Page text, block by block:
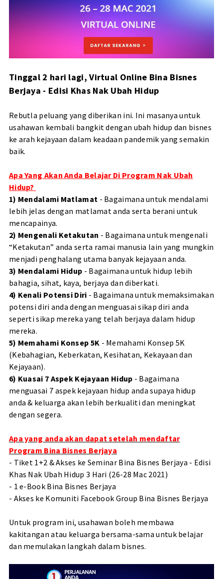
Tinggal 2 hari lagi, Virtual Online Bina Bisnes
Berjaya - Edisi Khas Nak Ubah Hidup
Rebutla peluang yang diberikan ini. Ini masanya untuk
usahawan kembali bangkit dengan ubah hidup dan bisnes
ke arah kejayaan dalam keadaan pandemik yang semakin
baik.
Apa Yang Akan Anda Belajar Di Program Nak Ubah
Hidup?
1) Mendalami Matlamat - Bagaimana untuk mendalami
lebih jelas dengan matlamat anda serta berani untuk
mencapainya.
2) Mengenali Ketakutan - Bagaimana untuk mengenali
“Ketakutan” anda serta ramai manusia lain yang mungkin
menjadi penghalang utama banyak kejayaan anda.
3) Mendalami Hidup - Bagaimana untuk hidup lebih
bahagia, sihat, kaya, berjaya dan diberkati.
4) Kenali Potensi Diri - Bagaimana untuk memaksimakan
potensi diri anda dengan menguasai sikap diri anda
seperti sikap mereka yang telah berjaya dalam hidup
mereka.
5) Memahami Konsep 5K - Memahami Konsep 5K
(Kebahagian, Keberkatan, Kesihatan, Kekayaan dan
Kejayaan).
6) Kuasai 7 Aspek Kejayaan Hidup - Bagaimana
menguasai 7 aspek kejayaan hidup anda supaya hidup
anda & keluarga akan lebih berkualiti dan meningkat
dengan segera.
Apa yang anda akan dapat setelah mendaftar
Program Bina Bisnes Berjaya
- Tiket 1+2 & Akses ke Seminar Bina Bisnes Berjaya - Edisi
Khas Nak Ubah Hidup 3 Hari (26-28 Mac 2021)
- 1 e-Book Bina Bisnes Berjaya
- Akses ke Komuniti Facebook Group Bina Bisnes Berjaya
Untuk program ini, usahawan boleh membawa
kakitangan atau keluarga bersama-sama untuk belajar
dan memulakan langkah dalam bisnes.